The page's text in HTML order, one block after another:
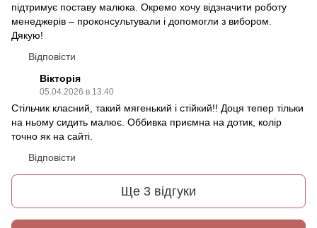
підтримує поставу малюка. Окремо хочу відзначити роботу
менеджерів – проконсультували і допомогли з вибором.
Дякую!
Відповісти
Вікторія
05.04.2026 в 13:40
Стільчик класний, такий мягенький і стійкий!! Доця тепер тільки
на ньому сидить малює. Оббивка приємна на дотик, колір
точно як на сайті.
Відповісти
Ще 3 відгуки